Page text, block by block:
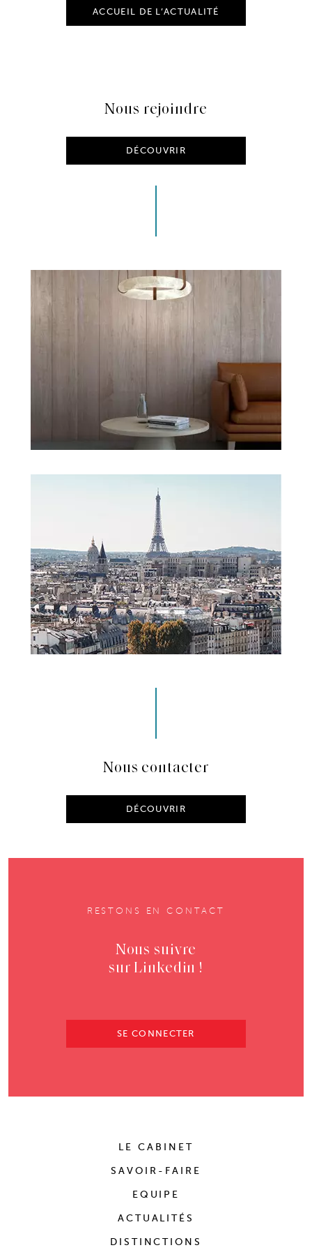
ACCUEIL DE L’ACTUALITÉ
Nous contacter
DÉCOUVRIR
Nous rejoindre
DÉCOUVRIR
RESTONS EN CONTACT
Nous suivre
sur Linkedin !
SE CONNECTER
LE CABINET
SAVOIR-FAIRE
EQUIPE
ACTUALITÉS
DISTINCTIONS